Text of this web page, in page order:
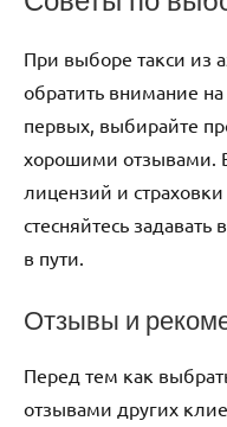
При выборе такси из
обратить внимание
первых, выбирайте
хорошими отзывами.
лицензий и
стесняйтесь
в пути.
Отзывы и
Перед тем как
отзывами других